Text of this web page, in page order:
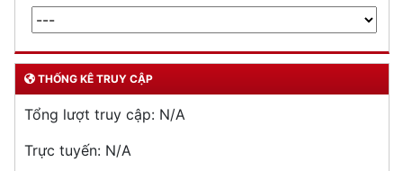
THỐNG KÊ TRUY CẬP
Tổng lượt truy cập: N/A
Trực tuyến: N/A